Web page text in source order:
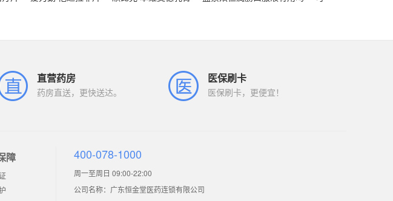
直营药房
药房直送，更快送达。
医保刷卡
医保刷卡，更便宜！
障 400-078-1000
周一至周日 09:00-22:00
公司名称：广东恒金堂医药连锁有限公司